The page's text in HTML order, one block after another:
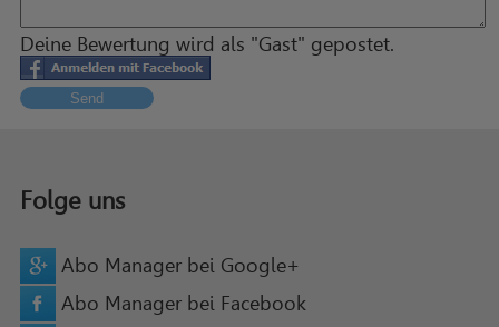
Deine Bewertung wird als "Gast" gepostet.
Send
Folge uns
Abo Manager bei Google+
Abo Manager bei Facebook